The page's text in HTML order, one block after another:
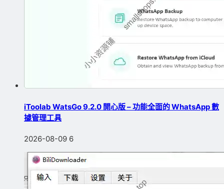
iToolab WatsGo 9.2.0 開心版 – 功能全面的 WhatsApp 數
據管理工具
2026-08-09 6